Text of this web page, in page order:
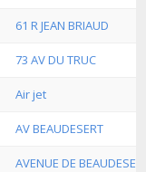
61 R JEAN BRIAUD
73 AV DU TRUC
Air jet
AV BEAUDESERT
AVENUE DE